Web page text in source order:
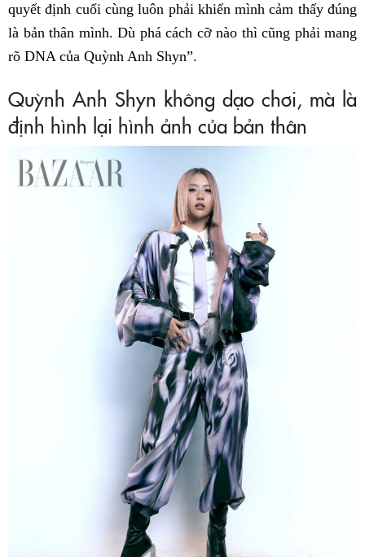
quyết định cuối cùng luôn phải khiến mình cảm thấy đúng
là bản thân mình. Dù phá cách cỡ nào thì cũng phải mang
rõ DNA của Quỳnh Anh Shyn”.
Quỳnh Anh Shyn không dạo chơi, mà là
định hình lại hình ảnh của bản thân